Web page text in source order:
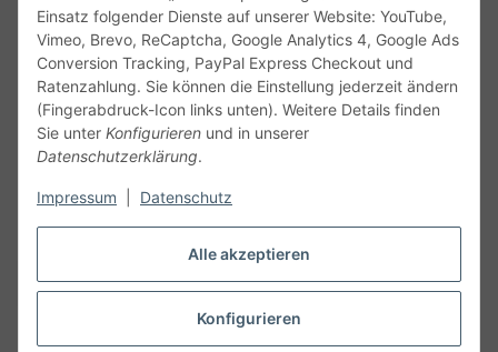
Alle akzeptieren
Konfigurieren
Einsatz folgender Dienste auf unserer Website: YouTube,
Vimeo, Brevo, ReCaptcha, Google Analytics 4, Google Ads
Conversion Tracking, PayPal Express Checkout und
Ratenzahlung. Sie können die Einstellung jederzeit ändern
(Fingerabdruck-Icon links unten). Weitere Details finden
Sie unter Konfigurieren und in unserer
Datenschutzerklärung.
Impressum Datenschutz
Service
Gesetzliche Informationen
Alle technischen Angaben ohne Gewähr. Irrtümer und fehlerhafte
Angaben vorbehalten. Wenn Sie Datenblätter oder spezielle
unseren Kundenservice. Abbildungen der Artikel können
Vertrag widerrufen